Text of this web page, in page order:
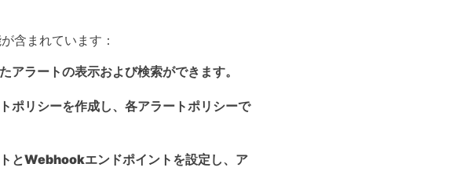
含まれています：
アラートの表示および検索ができます。
ポリシーを作成し、各アラートポリシーで
とWebhookエンドポイントを設定し、ア